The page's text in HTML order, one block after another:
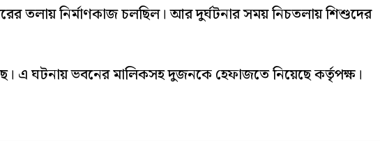
তলায় নির্মাণকাজ চলছিল। আর দুর্ঘটনার সময় নিচতলায় শিশুদের
এ ঘটনায় ভবনের মালিকসহ দুজনকে হেফাজতে নিয়েছে কর্তৃপক্ষ।